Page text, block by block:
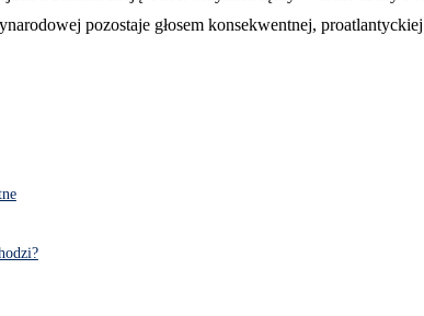
pozostaje głosem konsekwentnej,